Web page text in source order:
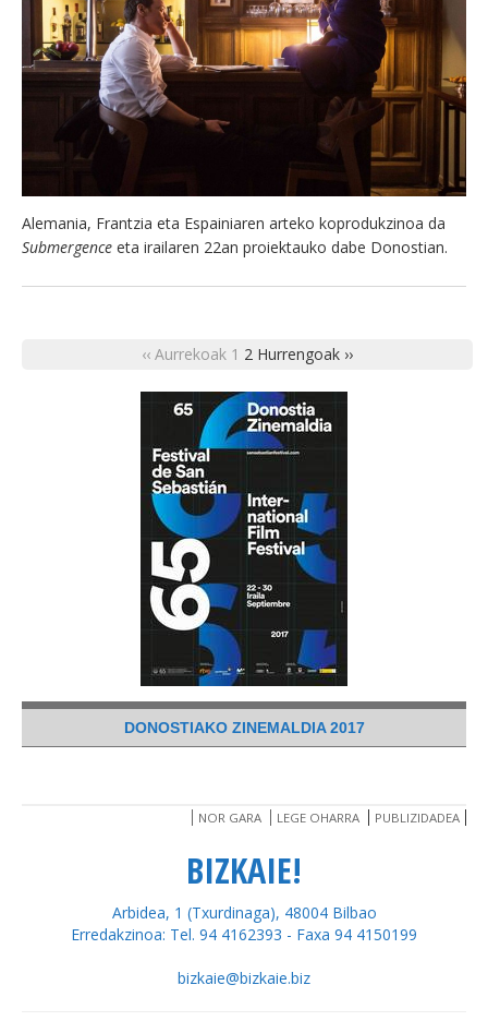
Alemania, Frantzia eta Espainiaren arteko koprodukzinoa da
Submergence eta irailaren 22an proiektauko dabe Donostian.
‹‹ Aurrekoak 1 2 Hurrengoak ››
DONOSTIAKO ZINEMALDIA 2017
NOR GARA LEGE OHARRA PUBLIZIDADEA
BIZKAIE!
Arbidea, 1 (Txurdinaga), 48004 Bilbao
Erredakzinoa: Tel. 94 4162393 - Faxa 94 4150199
bizkaie@bizkaie.biz